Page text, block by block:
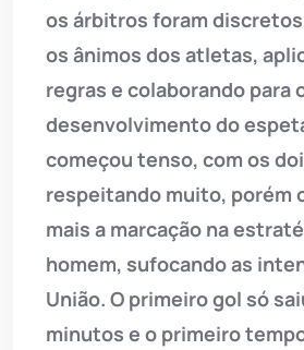
os árbitros foram
os ânimos dos atletas,
regras e colaborando para
desenvolvimento do
começou tenso, com os
respeitando muito, porém
mais a marcação na
homem, sufocando as
União. O primeiro gol só
minutos e o primeiro